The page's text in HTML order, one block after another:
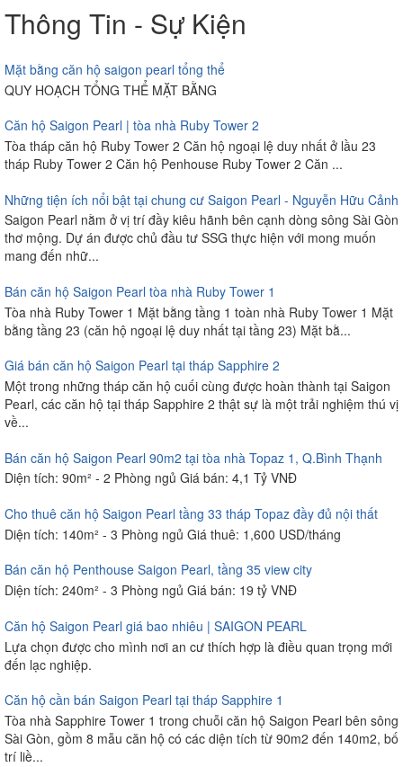
Thông Tin - Sự Kiện
Mặt bằng căn hộ saigon pearl tổng thể
QUY HOẠCH TỔNG THỂ MẶT BẰNG
Căn hộ Saigon Pearl | tòa nhà Ruby Tower 2
Tòa tháp căn hộ Ruby Tower 2 Căn hộ ngoại lệ duy nhất ở lầu 23
tháp Ruby Tower 2 Căn hộ Penhouse Ruby Tower 2 Căn ...
Những tiện ích nổi bật tại chung cư Saigon Pearl - Nguyễn Hữu Cảnh
Saigon Pearl nằm ở vị trí đầy kiêu hãnh bên cạnh dòng sông Sài Gòn
thơ mộng. Dự án được chủ đầu tư SSG thực hiện với mong muốn
mang đến nhữ...
Bán căn hộ Saigon Pearl tòa nhà Ruby Tower 1
Tòa nhà Ruby Tower 1 Mặt bằng tầng 1 toàn nhà Ruby Tower 1 Mặt
bằng tầng 23 (căn hộ ngoại lệ duy nhất tại tầng 23) Mặt bằ...
Giá bán căn hộ Saigon Pearl tại tháp Sapphire 2
Một trong những tháp căn hộ cuối cùng được hoàn thành tại Saigon
Pearl, các căn hộ tại tháp Sapphire 2 thật sự là một trải nghiệm thú vị
về...
Bán căn hộ Saigon Pearl 90m2 tại tòa nhà Topaz 1, Q.Bình Thạnh
Diện tích: 90m² - 2 Phòng ngủ Giá bán: 4,1 Tỷ VNĐ
Cho thuê căn hộ Saigon Pearl tầng 33 tháp Topaz đầy đủ nội thất
Diện tích: 140m² - 3 Phòng ngủ Giá thuê: 1,600 USD/tháng
Bán căn hộ Penthouse Saigon Pearl, tầng 35 view city
Diện tích: 240m² - 3 Phòng ngủ Giá bán: 19 tỷ VNĐ
Căn hộ Saigon Pearl giá bao nhiêu | SAIGON PEARL
Lựa chọn được cho mình nơi an cư thích hợp là điều quan trọng mới
đến lạc nghiệp.
Căn hộ cần bán Saigon Pearl tại tháp Sapphire 1
Tòa nhà Sapphire Tower 1 trong chuỗi căn hộ Saigon Pearl bên sông
Sài Gòn, gồm 8 mẫu căn hộ có các diện tích từ 90m2 đến 140m2, bố
trí liề...